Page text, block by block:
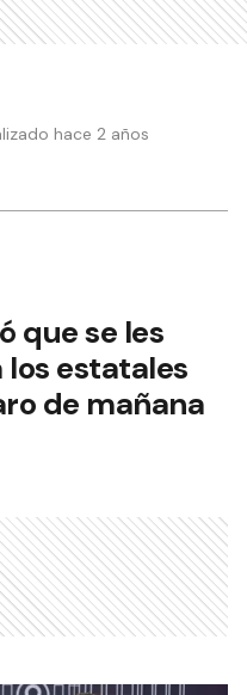
hace 2 años
que se les
estatales
de mañana